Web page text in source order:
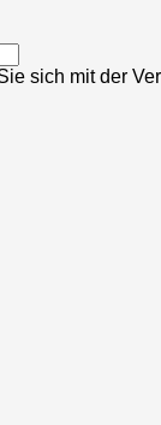
sich mit der